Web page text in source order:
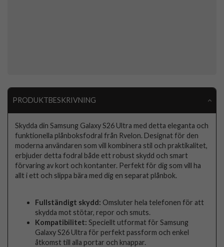
PRODUKTBESKRIVNING
Skydda din Samsung Galaxy S26 Ultra med detta eleganta och
funktionella plånboksfodral från Rvelon. Designat för den
moderna användaren som vill kombinera stil och praktikalitet,
erbjuder detta fodral både ett robust skydd och smart
förvaring av kort och kontanter. Perfekt för dig som vill ha
allt i ett och slippa bära med dig en separat plånbok.
Fullständigt skydd: Omsluter hela telefonen för att
skydda mot stötar, repor och smuts.
Kompatibilitet: Speciellt utformat för Samsung
Galaxy S26 Ultra för perfekt passform och enkel
åtkomst till alla portar och knappar.